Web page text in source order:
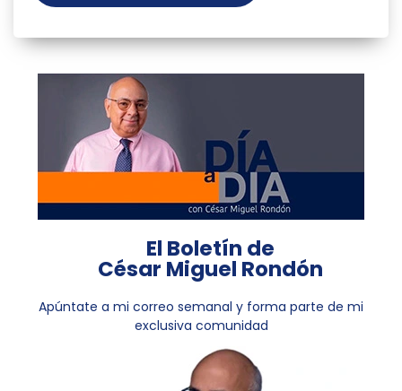
El Boletín de
César Miguel Rondón
Apúntate a mi correo semanal y forma parte de mi
exclusiva comunidad